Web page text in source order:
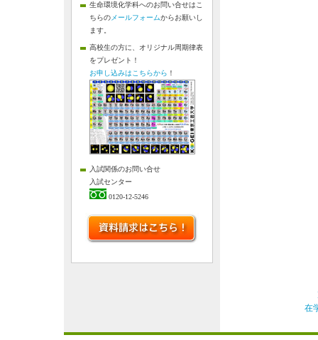
生命環境化学科へのお問い合せはこ
ちらの メールフォームからお願いし
ます。
高校生の方に、オリジナル周期律表
をプレゼント！
お申し込みはこちらから ！
入試関係のお問い合せ
入試センター
0120-12-5246
在